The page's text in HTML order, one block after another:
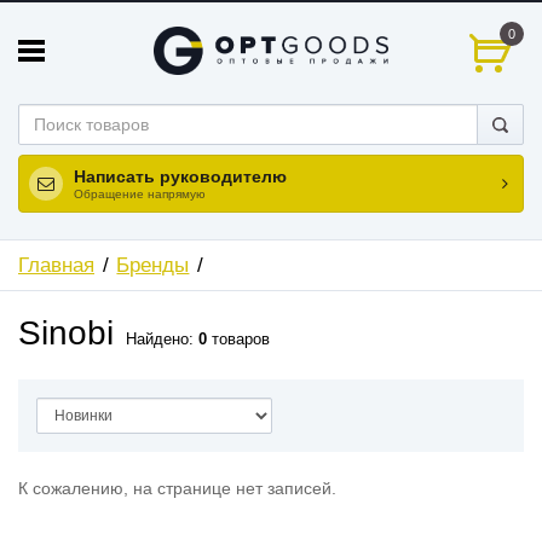
0
Написать руководителю
Обращение напрямую
Главная Бренды
Sinobi Найдено: 0 товаров
К сожалению, на странице нет записей.